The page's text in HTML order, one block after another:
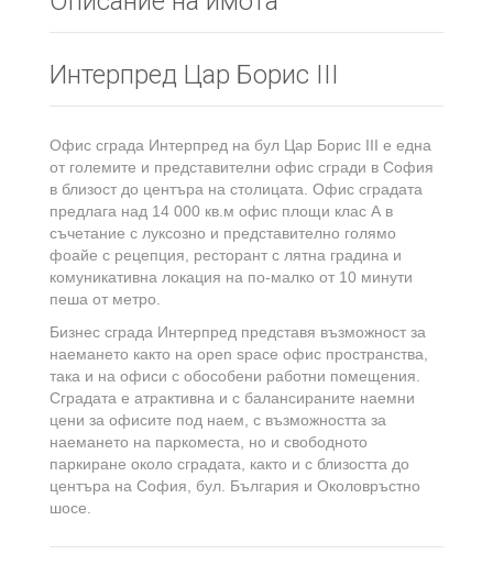
Интерпред Цар Борис III
Офис сграда Интерпред на бул Цар Борис III е една
от големите и представителни офис сгради в София
в близост до центъра на столицата. Офис сградата
предлага над 14 000 кв.м офис площи клас А в
съчетание с луксозно и представително голямо
фоайе с рецепция, ресторант с лятна градина и
комуникативна локация на по-малко от 10 минути
пеша от метро.
Бизнес сграда Интерпред представя възможност за
наемането както на open space офис пространства,
така и на офиси с обособени работни помещения.
Сградата е атрактивна и с балансираните наемни
цени за офисите под наем, с възможността за
наемането на паркоместа, но и свободното
паркиране около сградата, както и с близостта до
центъра на София, бул. България и Околовръстно
шосе.